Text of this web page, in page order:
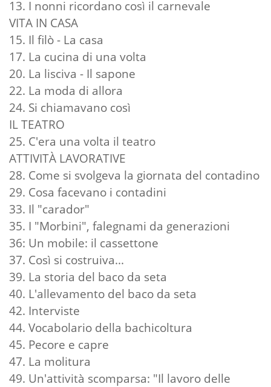
13. I nonni ricordano così il carnevale
VITA IN CASA
15. Il filò - La casa
17. La cucina di una volta
20. La lisciva - Il sapone
22. La moda di allora
24. Si chiamavano così
IL TEATRO
25. C'era una volta il teatro
ATTIVITÀ LAVORATIVE
28. Come si svolgeva la giornata del contadino
29. Cosa facevano i contadini
33. Il "carador"
35. I "Morbini", falegnami da generazioni
36: Un mobile: il cassettone
37. Così si costruiva...
39. La storia del baco da seta
40. L'allevamento del baco da seta
42. Interviste
44. Vocabolario della bachicoltura
45. Pecore e capre
47. La molitura
49. Un'attività scomparsa: "Il lavoro delle